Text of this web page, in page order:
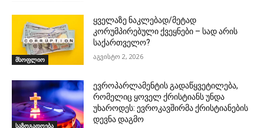
მსოფლიო
ყველაზე ნაკლებად/მეტად
კორუმპირებული ქვეყნები – სად არის
საქართველო?
აგვისტო 2, 2026
საზოგადოება
ევროპარლამენტის გადაწყვეტილება,
რომელიც ყოველ ქრისტიანს უნდა
უხაროდეს: ევროკავშირმა ქრისტიანების
დევნა დაგმო